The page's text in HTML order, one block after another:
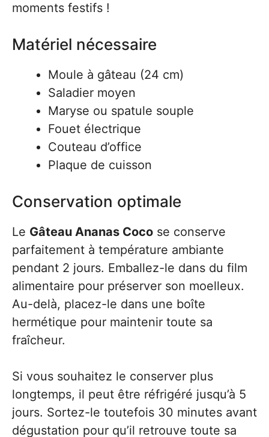
moments festifs !
Matériel nécessaire
Moule à gâteau (24 cm)
Saladier moyen
Maryse ou spatule souple
Fouet électrique
Couteau d’office
Plaque de cuisson
Conservation optimale
Le Gâteau Ananas Coco se conserve
parfaitement à température ambiante
pendant 2 jours. Emballez-le dans du film
alimentaire pour préserver son moelleux.
Au-delà, placez-le dans une boîte
hermétique pour maintenir toute sa
fraîcheur.
Si vous souhaitez le conserver plus
longtemps, il peut être réfrigéré jusqu’à 5
jours. Sortez-le toutefois 30 minutes avant
dégustation pour qu’il retrouve toute sa